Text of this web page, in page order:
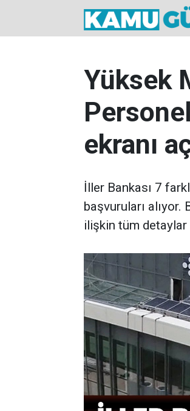
Yüksek
ekranı
İller Bankası 7
başvuruları
ilişkin tüm detaylar